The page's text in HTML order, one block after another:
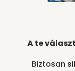
A te
Biztosan